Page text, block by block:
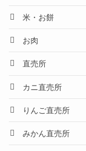
米・お餅
お肉
直売所
カニ直売所
りんご直売所
みかん直売所